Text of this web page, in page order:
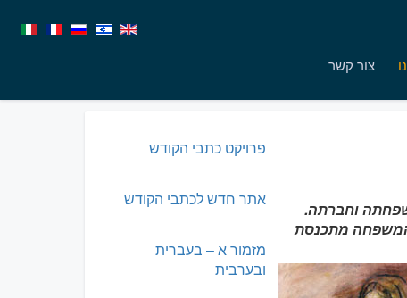
צור קשר
משפחתה וחברתה.
מתכנסת
פרויקט כתבי הקודש
אתר חדש לכתבי הקודש
מזמור א – בעברית
ובערבית